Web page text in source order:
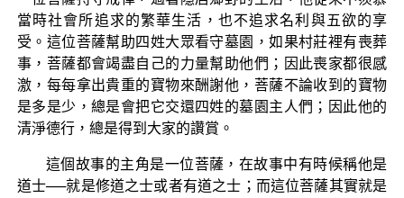
當時社會所追求的繁華生活，也不追求名利與五欲的享
受。這位菩薩幫助四姓大眾看守墓園，如果村莊裡有喪葬
事，菩薩都會竭盡自己的力量幫助他們；因此喪家都很感
激，每每拿出貴重的寶物來酬謝他，菩薩不論收到的寶物
是多是少，總是會把它交還四姓的墓園主人們；因此他的
清淨德行，總是得到大家的讚賞。
這個故事的主角是一位菩薩，在故事中有時候稱他是
道士──就是修道之士或者有道之士；而這位菩薩其實就是